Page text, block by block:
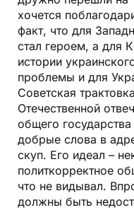
хочется
факт, что для
стал героем, а для
истории
проблемы и для
Советская
Отечественной
общего
добрые слова в
скуп. Его идеал –
политкорректное
что не видывал.
должны быть